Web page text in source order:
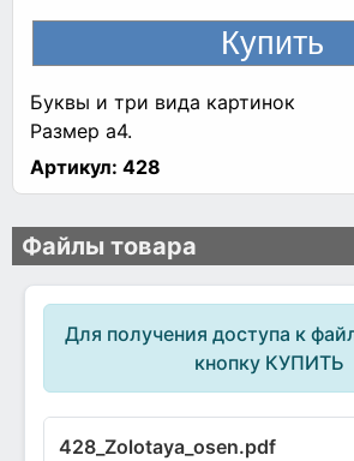
Буквы и три вида картинок
Размер а4.
Артикул: 428
Файлы товара
Для получения доступа к
кнопку КУПИТЬ
428_Zolotaya_osen.pdf